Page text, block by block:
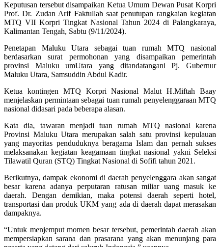
Keputusan tersebut disampaikan Ketua Umum Dewan Pusat Korpri
Prof. Dr. Zudan Arif Faktullah saat penutupan rangkaian kegiatan
MTQ VII Korpri Tingkat Nasional Tahun 2024 di Palangkaraya,
Kalimantan Tengah, Sabtu (9/11/2024).
Penetapan Maluku Utara sebagai tuan rumah MTQ nasional
berdasarkan surat permohonan yang disampaikan pemerintah
provinsi Maluku umUtara yang ditandatangani Pj. Gubernur
Maluku Utara, Samsuddin Abdul Kadir.
Ketua kontingen MTQ Korpri Nasional Malut H.Miftah Baay
menjelaskan permintaan sebagai tuan rumah penyelenggaraan MTQ
nasional didasari pada beberapa alasan.
Kata dia, tawaran menjadi tuan rumah MTQ nasional karena
Provinsi Maluku Utara merupakan salah satu provinsi kepulauan
yang mayoritas penduduknya beragama Islam dan pernah sukses
melaksanakan kegiatan keagamaan tingkat nasional yakni Seleksi
Tilawatil Quran (STQ) Tingkat Nasional di Sofifi tahun 2021.
Berikutnya, dampak ekonomi di daerah penyelenggara akan sangat
besar karena adanya perputaran ratusan miliar uang masuk ke
daerah. Dengan demikian, maka potensi daerah seperti hotel,
transportasi dan produk UKM yang ada di daerah dapat merasakan
dampaknya.
“Untuk menjemput momen besar tersebut, pemerintah daerah akan
mempersiapkan sarana dan prasarana yang akan menunjang para